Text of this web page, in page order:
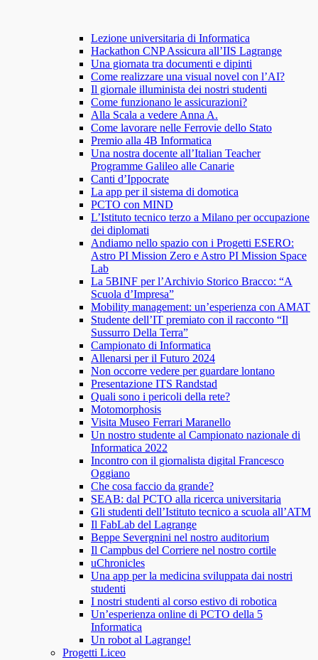
Lezione universitaria di Informatica
Hackathon CNP Assicura all’IIS Lagrange
Una giornata tra documenti e dipinti
Come realizzare una visual novel con l’AI?
Il giornale illuminista dei nostri studenti
Come funzionano le assicurazioni?
Alla Scala a vedere Anna A.
Come lavorare nelle Ferrovie dello Stato
Premio alla 4B Informatica
Una nostra docente all’Italian Teacher
Programme Galileo alle Canarie
Canti d’Ippocrate
La app per il sistema di domotica
PCTO con MIND
L’Istituto tecnico terzo a Milano per occupazione
dei diplomati
Andiamo nello spazio con i Progetti ESERO:
Astro PI Mission Zero e Astro PI Mission Space
Lab
La 5BINF per l’Archivio Storico Bracco: “A
Scuola d’Impresa”
Mobility management: un’esperienza con AMAT
Studente dell’IT premiato con il racconto “Il
Sussurro Della Terra”
Campionato di Informatica
Allenarsi per il Futuro 2024
Non occorre vedere per guardare lontano
Presentazione ITS Randstad
Quali sono i pericoli della rete?
Motomorphosis
Visita Museo Ferrari Maranello
Un nostro studente al Campionato nazionale di
Informatica 2022
Incontro con il giornalista digital Francesco
Oggiano
Che cosa faccio da grande?
SEAB: dal PCTO alla ricerca universitaria
Gli studenti dell’Istituto tecnico a scuola all’ATM
Il FabLab del Lagrange
Beppe Severgnini nel nostro auditorium
Il Campbus del Corriere nel nostro cortile
uChronicles
Una app per la medicina sviluppata dai nostri
studenti
I nostri studenti al corso estivo di robotica
Un’esperienza online di PCTO della 5
Informatica
Un robot al Lagrange!
Progetti Liceo